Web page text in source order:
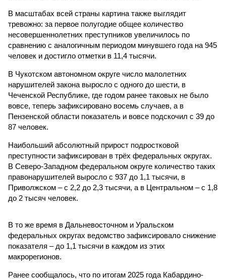
В масштабах всей страны картина также выглядит
тревожно: за первое полугодие общее количество
несовершеннолетних преступников увеличилось по
сравнению с аналогичным периодом минувшего года на 945
человек и достигло отметки в 11,4 тысячи.
В Чукотском автономном округе число малолетних
нарушителей закона выросло с одного до шести, в
Чеченской Республике, где годом ранее таковых не было
вовсе, теперь зафиксировано восемь случаев, а в
Пензенской области показатель и вовсе подскочил с 39 до
87 человек.
Наибольший абсолютный прирост подростковой
преступности зафиксирован в трёх федеральных округах.
В Северо-Западном федеральном округе количество таких
правонарушителей выросло с 937 до 1,1 тысячи, в
Приволжском – с 2,2 до 2,3 тысячи, а в Центральном – с 1,8
до 2 тысяч человек.
В то же время в Дальневосточном и Уральском
федеральных округах ведомство зафиксировало снижение
показателя – до 1,1 тысячи в каждом из этих
макрорегионов.
Ранее сообщалось, что по итогам 2025 года Кабардино-